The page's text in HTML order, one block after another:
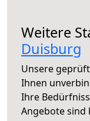
Weitere
Duisburg
Unsere
Ihnen
Ihre
Angebote sind